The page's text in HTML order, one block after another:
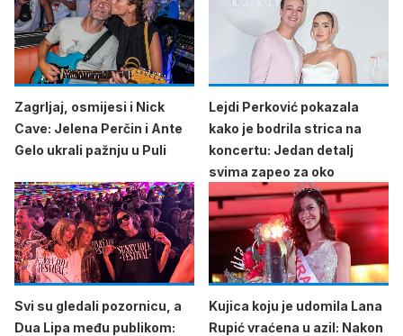
Zagrljaj, osmijesi i Nick
Cave: Jelena Perčin i Ante
Gelo ukrali pažnju u Puli
Lejdi Perković pokazala
kako je bodrila strica na
koncertu: Jedan detalj
svima zapeo za oko
Svi su gledali pozornicu, a
Dua Lipa među publikom:
Kujica koju je udomila Lana
Rupić vraćena u azil: Nakon